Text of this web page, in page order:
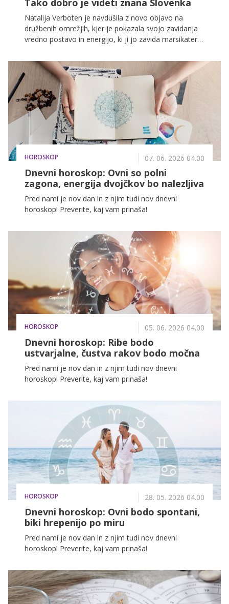
Tako dobro je videti znana Slovenka
Natalija Verboten je navdušila z novo objavo na
družbenih omrežjih, kjer je pokazala svojo zavidanja
vredno postavo in energijo, ki ji jo zavida marsikatera
let, je videti izjemno mladostno, samozavestno in v
vrhunski formi.
HOROSKOP 07. 06. 2026 04.00
Dnevni horoskop: Ovni so polni
zagona, energija dvojčkov bo nalezljiva
Pred nami je nov dan in z njim tudi nov dnevni
horoskop! Preverite, kaj vam prinaša!
HOROSKOP 05. 06. 2026 04.00
Dnevni horoskop: Ribe bodo
ustvarjalne, čustva rakov bodo močna
Pred nami je nov dan in z njim tudi nov dnevni
horoskop! Preverite, kaj vam prinaša!
HOROSKOP 28. 05. 2026 04.00
Dnevni horoskop: Ovni bodo spontani,
biki hrepenijo po miru
Pred nami je nov dan in z njim tudi nov dnevni
horoskop! Preverite, kaj vam prinaša!